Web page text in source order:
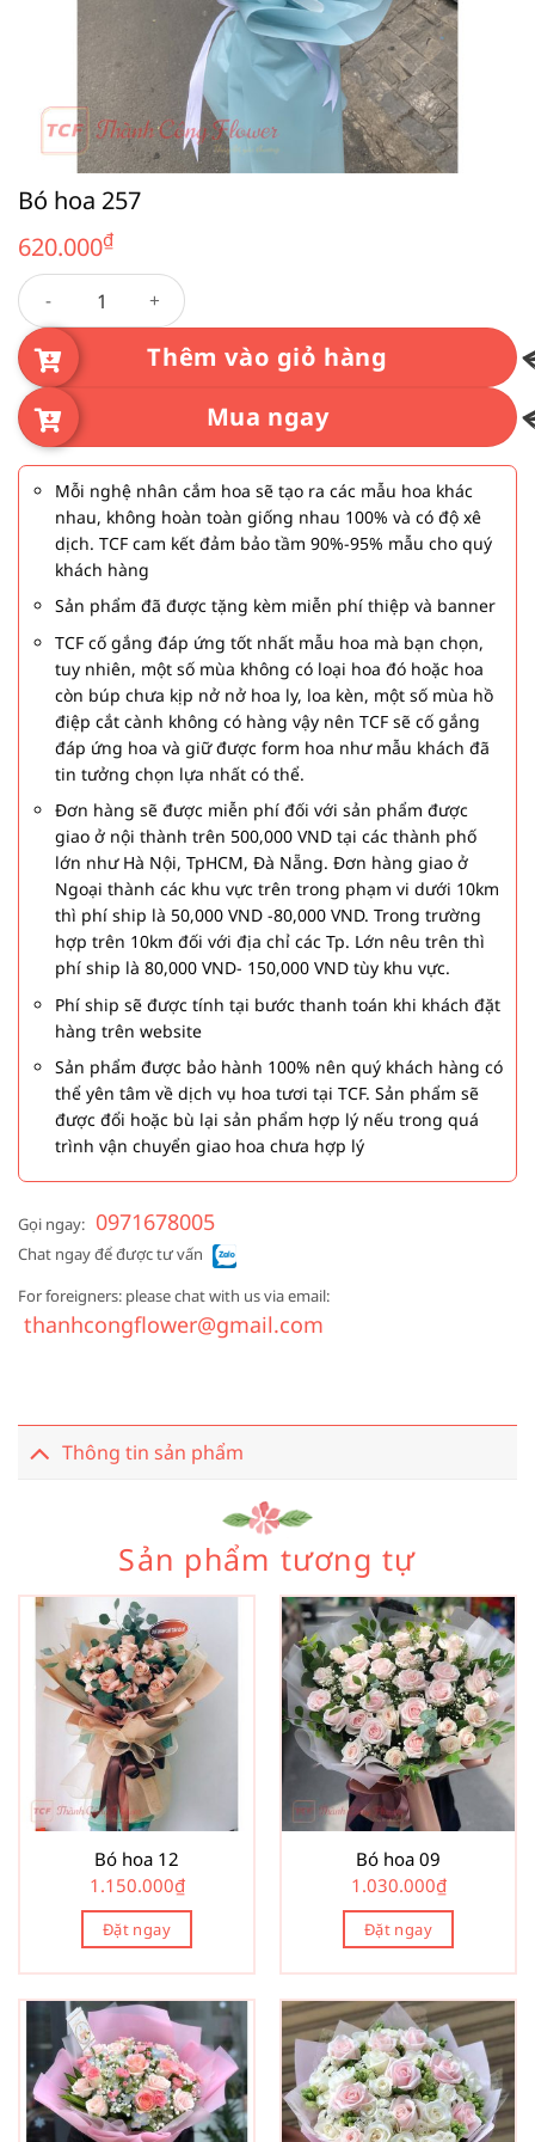
Bó hoa 257
620.000₫
Bó hoa 257 số lượng
Thêm vào giỏ hàng
Mua ngay
Mỗi nghệ nhân cắm hoa sẽ tạo ra các mẫu hoa khác
nhau, không hoàn toàn giống nhau 100% và có độ xê
dịch. TCF cam kết đảm bảo tầm 90%-95% mẫu cho quý
khách hàng
Sản phẩm đã được tặng kèm miễn phí thiệp và banner
TCF cố gắng đáp ứng tốt nhất mẫu hoa mà bạn chọn,
tuy nhiên, một số mùa không có loại hoa đó hoặc hoa
còn búp chưa kịp nở nở hoa ly, loa kèn, một số mùa hồ
điệp cắt cành không có hàng vậy nên TCF sẽ cố gắng
đáp ứng hoa và giữ được form hoa như mẫu khách đã
tin tưởng chọn lựa nhất có thể.
Đơn hàng sẽ được miễn phí đối với sản phẩm được
giao ở nội thành trên 500,000 VND tại các thành phố
lớn như Hà Nội, TpHCM, Đà Nẵng. Đơn hàng giao ở
Ngoại thành các khu vực trên trong phạm vi dưới 10km
thì phí ship là 50,000 VND -80,000 VND. Trong trường
hợp trên 10km đối với địa chỉ các Tp. Lớn nêu trên thì
phí ship là 80,000 VND- 150,000 VND tùy khu vực.
Phí ship sẽ được tính tại bước thanh toán khi khách đặt
hàng trên website
Sản phẩm được bảo hành 100% nên quý khách hàng có
thể yên tâm về dịch vụ hoa tươi tại TCF. Sản phẩm sẽ
được đổi hoặc bù lại sản phẩm hợp lý nếu trong quá
trình vận chuyển giao hoa chưa hợp lý
Gọi ngay: 0971678005
Chat ngay để được tư vấn
For foreigners: please chat with us via email:
thanhcongflower@gmail.com
Thông tin sản phẩm
Sản phẩm tương tự
Bó hoa 12
1.150.000₫
Đặt ngay
Bó hoa 09
1.030.000₫
Đặt ngay